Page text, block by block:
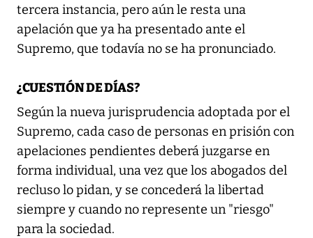
tercera instancia, pero aún le resta una
apelación que ya ha presentado ante el
Supremo, que todavía no se ha pronunciado.
¿CUESTIÓN DE DÍAS?
Según la nueva jurisprudencia adoptada por el
Supremo, cada caso de personas en prisión con
apelaciones pendientes deberá juzgarse en
forma individual, una vez que los abogados del
recluso lo pidan, y se concederá la libertad
siempre y cuando no represente un "riesgo"
para la sociedad.